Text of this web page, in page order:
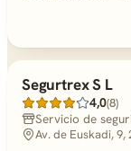
Segurtrex S L
4,0(8)
Servicio de
Av. de Euskadi, 9,